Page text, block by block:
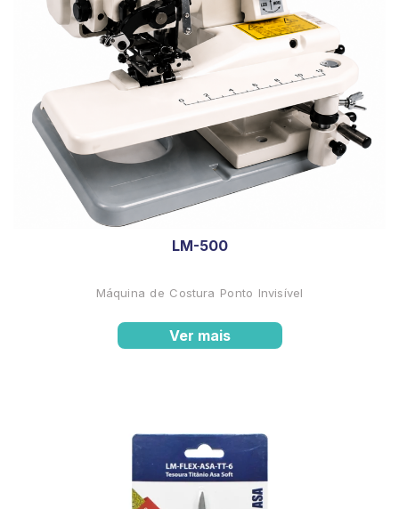
LM-500
Máquina de Costura Ponto Invisível
Ver mais